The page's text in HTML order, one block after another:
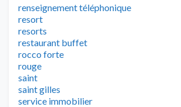
renseignement téléphonique
resort
resorts
restaurant buffet
rocco forte
rouge
saint
saint gilles
service immobilier